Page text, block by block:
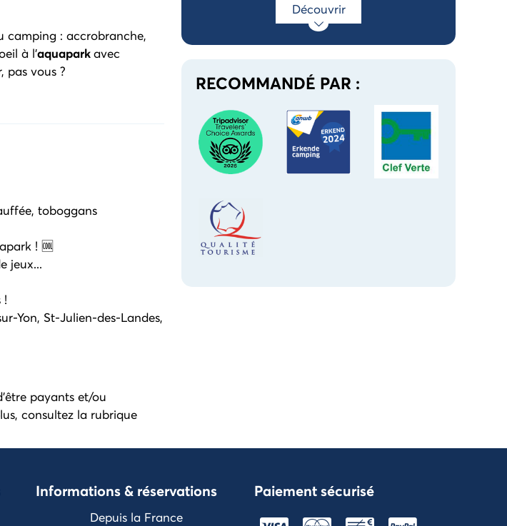
camping : accrobranche,
à l'aquaparkavec
pas vous ?
toboggans
! 🆒
jeux...
!
Yon, St-Julien-des-Landes,
payants et/ou
consultez la rubrique
Découvrir
RECOMMANDÉ PAR :
Informations & réservations
Depuis la France
Paiement sécurisé